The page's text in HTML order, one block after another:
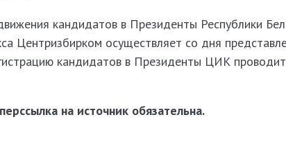
кандидатов в Президенты Республики
Центризбирком осуществляет со дня
кандидатов в Президенты ЦИК
на источник обязательна.